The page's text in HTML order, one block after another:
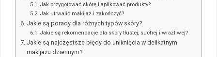
Jak przygotować skórę i aplikować produkty?
Jak utrwalić makijaż i zakończyć?
Jakie są porady dla różnych typów skóry?
Jakie są rekomendacje dla skóry tłustej, suchej i wrażliwej?
Jakie są najczęstsze błędy do uniknięcia w delikatnym
makijażu dziennym?